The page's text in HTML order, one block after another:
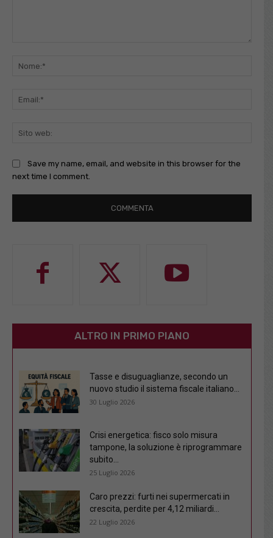
Save my name, email, and website in this browser for the
next time I comment.
ALTRO IN PRIMO PIANO
Tasse e disuguaglianze, secondo un
nuovo studio il sistema fiscale italiano...
30 Luglio 2026
Crisi energetica: fisco solo misura
tampone, la soluzione è riprogrammare
subito...
25 Luglio 2026
Caro prezzi: furti nei supermercati in
crescita, perdite per 4,12 miliardi...
22 Luglio 2026